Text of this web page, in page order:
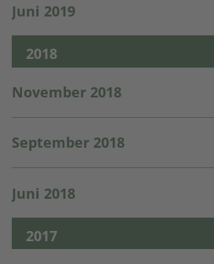
Juni 2019
2018
November 2018
September 2018
Juni 2018
2017